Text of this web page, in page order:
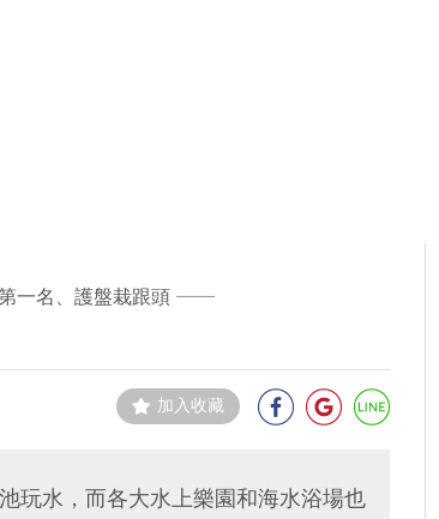
一名、護盤栽跟頭 ──
加入收藏
玩水，而各大水上樂園和海水浴場也